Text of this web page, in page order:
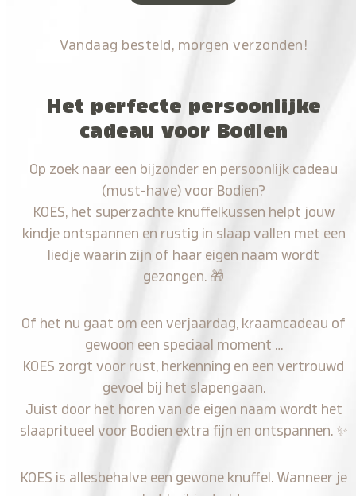
Vandaag besteld, morgen verzonden!
Het perfecte persoonlijke
cadeau voor Bodien
Op zoek naar een bijzonder en persoonlijk cadeau
(must-have) voor Bodien?
KOES, het superzachte knuffelkussen helpt jouw
kindje ontspannen en rustig in slaap vallen met een
liedje waarin zijn of haar eigen naam wordt
gezongen. 🎁
Of het nu gaat om een verjaardag, kraamcadeau of
gewoon een speciaal moment …
KOES zorgt voor rust, herkenning en een vertrouwd
gevoel bij het slapengaan.
Juist door het horen van de eigen naam wordt het
slaapritueel voor Bodien extra fijn en ontspannen. ✨
KOES is allesbehalve een gewone knuffel. Wanneer je